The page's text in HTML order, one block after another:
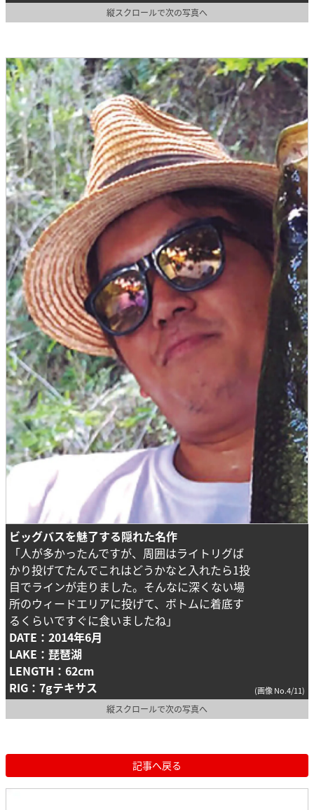
縦スクロールで次の写真へ
ビッグバスを魅了する隠れた名作
「人が多かったんですが、周囲はライトリグば
かり投げてたんでこれはどうかなと入れたら1投
目でラインが走りました。そんなに深くない場
所のウィードエリアに投げて、ボトムに着底す
るくらいですぐに食いましたね」
DATE：2014年6月
LAKE：琵琶湖
LENGTH：62cm
RIG：7gテキサス
(画像 No.4/11)
縦スクロールで次の写真へ
記事へ戻る